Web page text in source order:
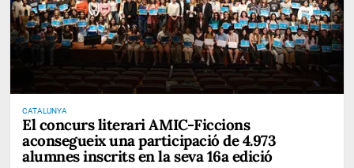
CATALUNYA
El concurs literari AMIC-Ficcions
aconsegueix una participació de 4.973
alumnes inscrits en la seva 16a edició